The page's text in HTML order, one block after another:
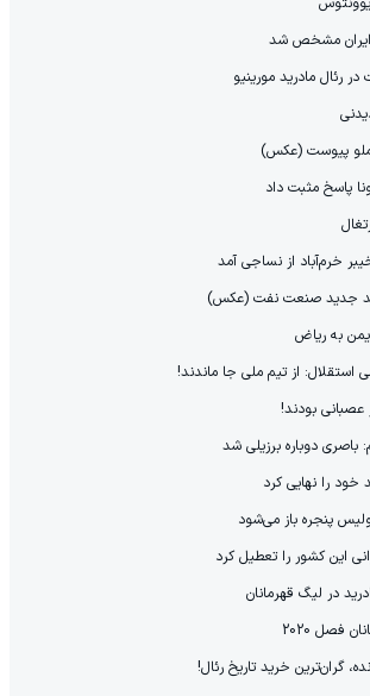
ایران مشخص شد
پیوست (عکس)
پاسخ مثبت داد
خرم‌آباد از نساجی آمد
جدید صنعت نفت (عکس)
به ریاض
استقلال: از تیم ملی جا ماندند!
عصبانی بودند!
دوباره برزیلی شد
را نهایی کرد
پنجره باز می‌شود
این کشور را تعطیل کرد
در لیگ قهرمانان
گران‌ترین خرید تاریخ رئال!